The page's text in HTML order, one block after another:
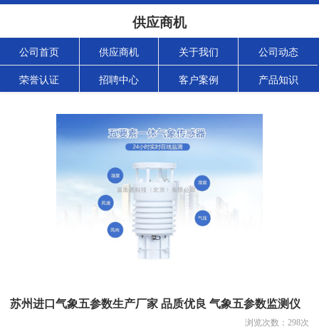
供应商机
公司首页 供应商机 关于我们 公司动态
荣誉认证 招聘中心 客户案例 产品知识
苏州进口气象五参数生产厂家 品质优良 气象五参数监测仪
浏览次数： 298次